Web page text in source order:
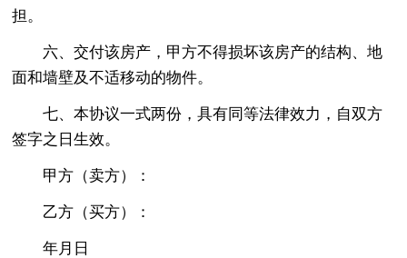
担。
六、交付该房产，甲方不得损坏该房产的结构、地
面和墙壁及不适移动的物件。
七、本协议一式两份，具有同等法律效力，自双方
签字之日生效。
甲方（卖方）：
乙方（买方）：
年月日